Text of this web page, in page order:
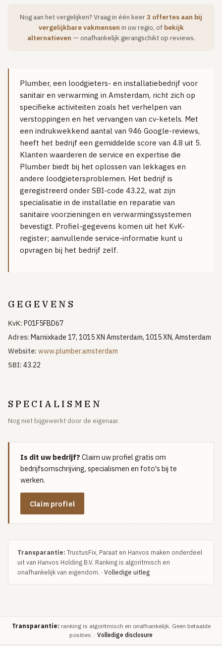
Thermostaat installeren
ENERGIE
ELEKTRA
Groepenkast vervangen
Elektra uitbreiden
Volledig overzicht — alle 23 klussen & prijsranges →
23 klussen · publieke ranking
Tools
GRATIS TOOLS
Eerlijke-prijs-checker
Besparingscalculator
Word vakman
Inloggen
Nog aan het vergelijken? Vraag in één keer3 offertes aan bij
vergelijkbare vakmensen in uw regio, of bekijk
alternatieven — onafhankelijk gerangschikt op reviews.
Plumber, een loodgieters- en installatiebedrijf voor
sanitair en verwarming in Amsterdam, richt zich op
specifieke activiteiten zoals het verhelpen van
verstoppingen en het vervangen van cv-ketels. Met
een indrukwekkend aantal van 946 Google-reviews,
heeft het bedrijf een gemiddelde score van 4.8 uit 5.
Klanten waarderen de service en expertise die
Plumber biedt bij het oplossen van lekkages en
andere loodgietersproblemen. Het bedrijf is
geregistreerd onder SBI-code 43.22, wat zijn
specialisatie in de installatie en reparatie van
sanitaire voorzieningen en verwarmingssystemen
bevestigt. Profiel-gegevens komen uit het KvK-
register; aanvullende service-informatie kunt u
opvragen bij het bedrijf zelf.
GEGEVENS
KvK: P01F5FBD67
Adres: Marnixkade 17, 1015 XN Amsterdam, 1015 XN, Amsterdam
Website: www.plumber.amsterdam
SBI: 43.22
SPECIALISMEN
Nog niet bijgewerkt door de eigenaar.
Is dit uw bedrijf? Claim uw profiel gratis om
bedrijfsomschrijving, specialismen en foto's bij te
werken.
Claim profiel
Transparantie: TrustusFix, Paraat en Hanvos maken onderdeel
uit van Hanvos Holding B.V. Ranking is algoritmisch en
onafhankelijk van eigendom. · Volledige uitleg
Transparantie: ranking is algoritmisch en onafhankelijk. Geen betaalde
posities. · Volledige disclosure